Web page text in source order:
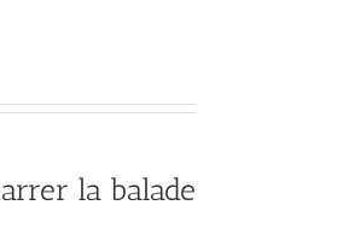
la balade